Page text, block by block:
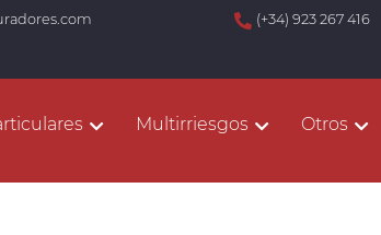
(+34) 923 267 416
Multirriesgos Otros